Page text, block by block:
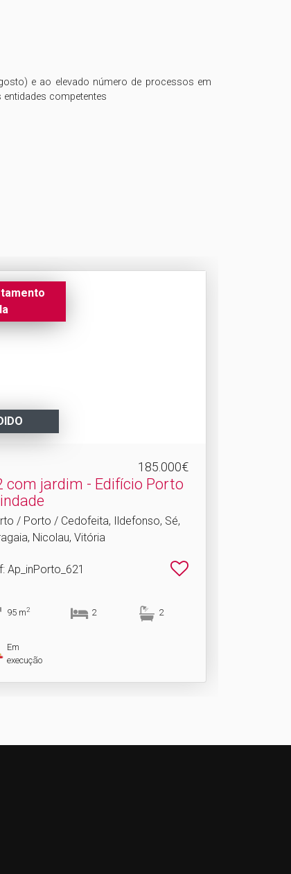
e ao elevado número de processos em
185.000€
com jardim - Edifício Porto
/ Porto / Cedofeita, Ildefonso, Sé,
Nicolau, Vitória
: Ap_inPorto_621
95 m2 2 2
Em
execução